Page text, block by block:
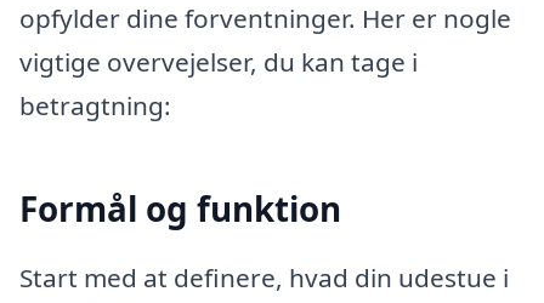
opfylder dine forventninger. Her er nogle
vigtige overvejelser, du kan tage i
betragtning:
Formål og funktion
Start med at definere, hvad din udestue i